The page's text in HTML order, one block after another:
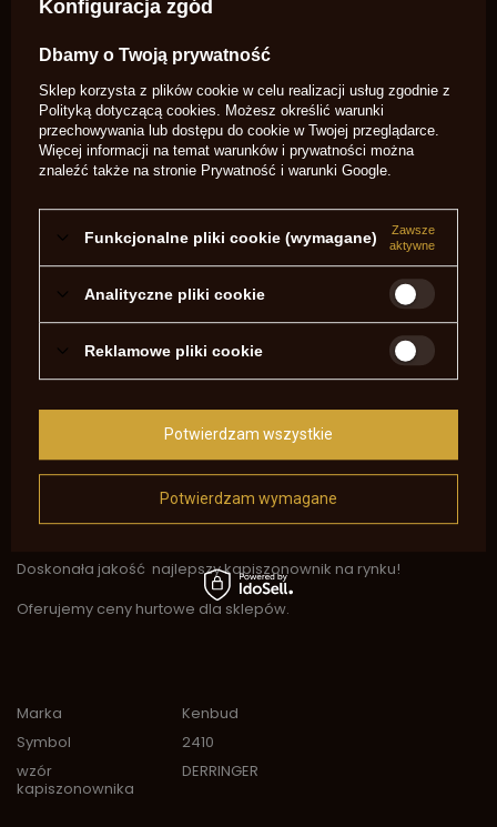
poręczny. Współpracuje z kapiszonami:
- Sellier&Bellot 4,0
- Sellier&Bellot 4,7-
- R emington No11
- CCI 11
- Remington No10
Oferujemy produkt z różnymi grawerunkami: motyw
Remingtona 1858, Cattlemana 1873, Remingtona z napisem
"Cowboy Action Shooting", pistoletu Le Page, napisu BLACK
POWDER SHOOTING.
Wymiary 80 mm x 40 mm x 7 mm.
Doskonała jakość najlepszy kapiszonownik na rynku!
Oferujemy ceny hurtowe dla sklepów.
Marka
Kenbud
Symbol
2410
wzór
kapiszonownika
DERRINGER
Konfiguracja zgód
Dbamy o Twoją prywatność
Sklep korzysta z plików cookie w celu realizacji usług zgodnie z
Polityką dotyczącą cookies . Możesz określić warunki
przechowywania lub dostępu do cookie w Twojej przeglądarce.
Więcej informacji na temat warunków i prywatności można
znaleźć także na stronie Prywatność i warunki Google
Funkcjonalne pliki cookie (wymagane)
Zawsze
aktywne
Analityczne pliki cookie
Reklamowe pliki cookie
Potwierdzam wymagane
Potwierdzam wszystkie